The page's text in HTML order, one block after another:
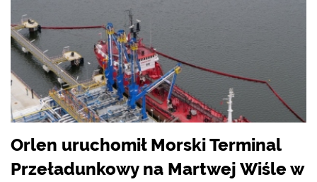
Orlen uruchomił Morski Terminal
Przeładunkowy na Martwej Wiśle w